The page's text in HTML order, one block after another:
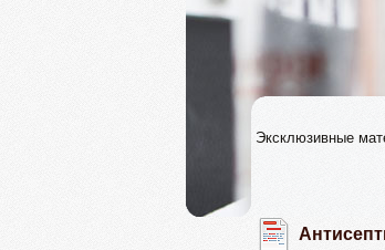
Эксклюзивные